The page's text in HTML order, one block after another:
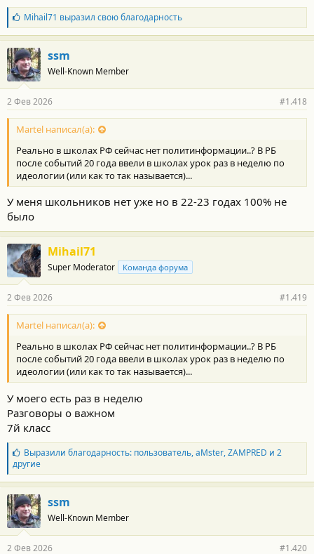
Б
л
а
г
о
д
а
н
о
с
и
:
Mihail71 выразил свою благодарность
ssm
Well-Known Member
2 Фев 2026 #1.418
Martel написал(а):
Реально в школах РФ сейчас нет политинформации..? В РБ
после событий 20 года ввели в школах урок раз в неделю по
идеологии (или как то так называется)...
У меня школьников нет уже но в 22-23 годах 100% не
было
Mihail71
Super Moderator Команда форума
2 Фев 2026 #1.419
Martel написал(а):
Реально в школах РФ сейчас нет политинформации..? В РБ
после событий 20 года ввели в школах урок раз в неделю по
идеологии (или как то так называется)...
У моего есть раз в неделю
Разговоры о важном
7й класс
Б
л
а
г
о
д
а
р
Выразили благодарность: пользователь,aMster,ZAMPRED и 2
другие
ssm
Well-Known Member
2 Фев 2026 #1.420